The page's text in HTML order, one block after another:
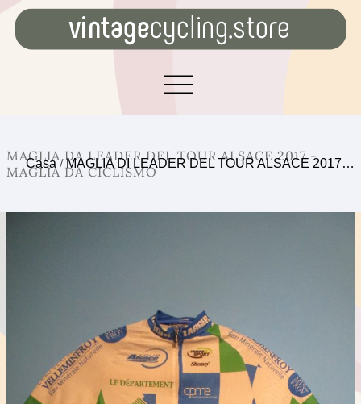
MAGLIA DA LEADER DEL TOUR ALSACE 2017 -
MAGLIA DA CICLISMO
Casa/MAGLIA DI LEADER DEL TOUR ALSACE 2017…